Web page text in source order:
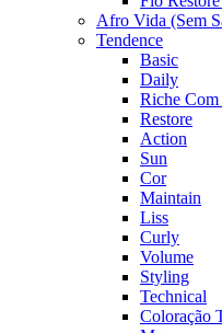
Afro Vida (Sem
Tendence
Basic
Daily
Riche
Restore
Action
Sun
Cor
Maintain
Liss
Curly
Volume
Styling
Technical
Coloração